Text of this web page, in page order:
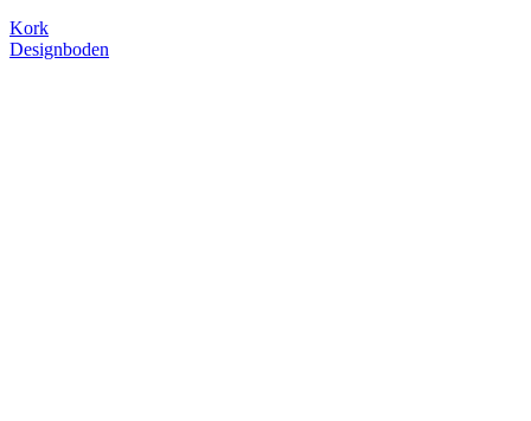
Kork
Designboden